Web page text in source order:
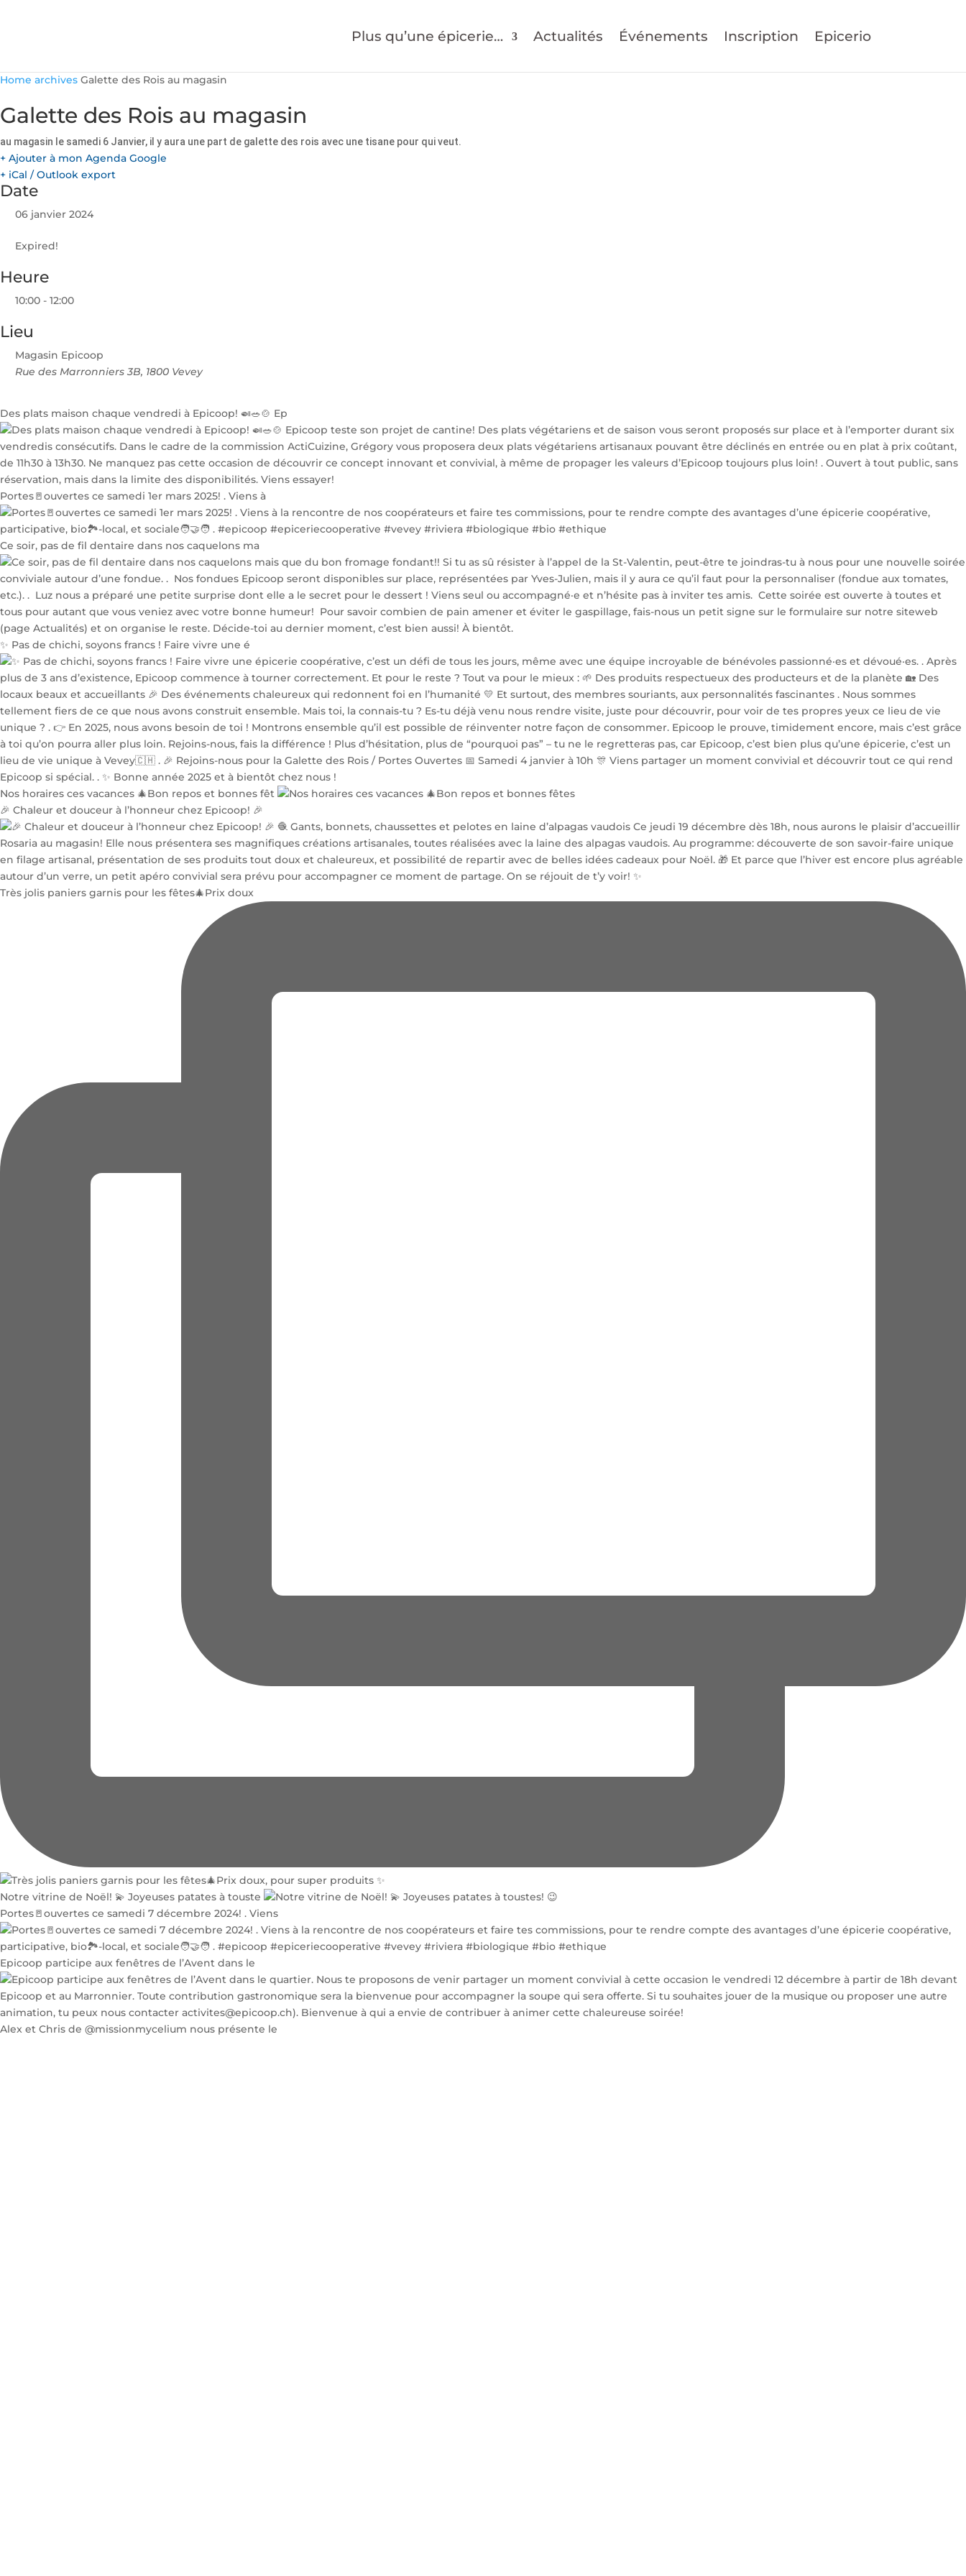
Plus qu’une épicerie… Actualités Événements Inscription Epicerio
Home archives Galette des Rois au magasin
Galette des Rois au magasin
au magasin le samedi 6 Janvier, il y aura une part de galette des rois avec une tisane pour qui veut.
+ Ajouter à mon Agenda Google
+ iCal / Outlook export
Date
06 janvier 2024
Expired!
Heure
10:00 - 12:00
Lieu
Magasin Epicoop
Rue des Marronniers 3B, 1800 Vevey
Des plats maison chaque vendredi à Epicoop! 🍛🥗🍲 Ep
Portes🚪ouvertes ce samedi 1er mars 2025! . Viens à
Ce soir, pas de fil dentaire dans nos caquelons ma
✨ Pas de chichi, soyons francs ! Faire vivre une é
Nos horaires ces vacances 🎄Bon repos et bonnes fêt
🎉 Chaleur et douceur à l’honneur chez Epicoop! 🎉
Très jolis paniers garnis pour les fêtes🎄Prix doux
Notre vitrine de Noël! 💫 Joyeuses patates à touste
Portes🚪ouvertes ce samedi 7 décembre 2024! . Viens
Epicoop participe aux fenêtres de l’Avent dans le
Alex et Chris de @missionmycelium nous présente le